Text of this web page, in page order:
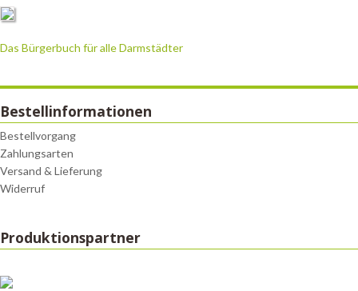
Das Bürgerbuch für alle Darmstädter
Bestellinformationen
Bestellvorgang
Zahlungsarten
Versand & Lieferung
Widerruf
Produktionspartner